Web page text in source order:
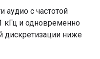
аудио с частотой
кГц и одновременно
дискретизации ниже